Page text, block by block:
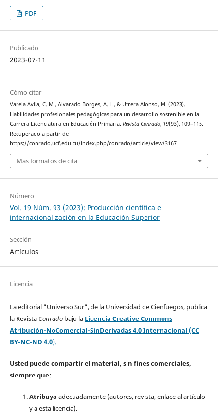
PDF
Publicado
2023-07-11
Cómo citar
Varela Avila, C. M., Alvarado Borges, A. L., & Utrera Alonso, M. (2023).
Habilidades profesionales pedagógicas para un desarrollo sostenible en la
Carrera Licenciatura en Educación Primaria. Revista Conrado, 19(93), 109–115.
Recuperado a partir de
https://conrado.ucf.edu.cu/index.php/conrado/article/view/3167
Más formatos de cita
Número
Vol. 19 Núm. 93 (2023): Producción científica e
internacionalización en la Educación Superior
Sección
Artículos
Licencia
La editorial "Universo Sur", de la Universidad de Cienfuegos, publica
la Revista Conradobajo la Licencia Creative Commons
Atribución-NoComercial-SinDerivadas 4.0 Internacional (CC
BY-NC-ND 4.0).
Usted puede compartir el material, sin fines comerciales,
siempre que:
Atribuya adecuadamente (autores, revista, enlace al artículo
y a esta licencia).